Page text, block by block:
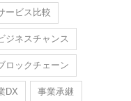
ービス比較
ジネスチャンス
ロックチェーン
DX 事業承継